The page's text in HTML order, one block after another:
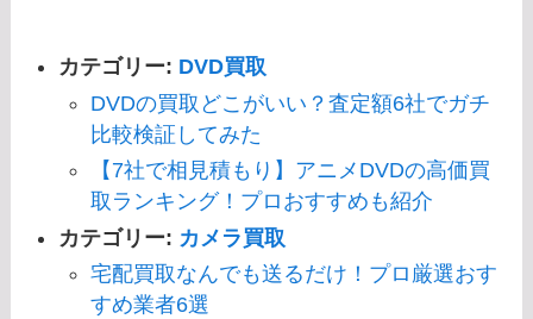
カテゴリー: DVD買取
DVDの買取どこがいい？査定額6社でガチ
比較検証してみた
【7社で相見積もり】アニメDVDの高価買
取ランキング！プロおすすめも紹介
カテゴリー: カメラ買取
宅配買取なんでも送るだけ！プロ厳選おす
すめ業者6選